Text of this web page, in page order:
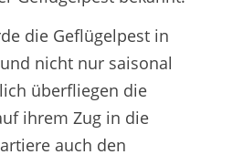
die Geflügelpest in
nicht nur saisonal
überfliegen die
ihrem Zug in die
auch den